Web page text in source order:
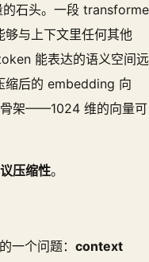
的石头。一段
与上下文里任何其他
能表达的语义空间远
缩后的 embedding 向
骨架——1024 维的向量可
压缩性。
一个问题： context